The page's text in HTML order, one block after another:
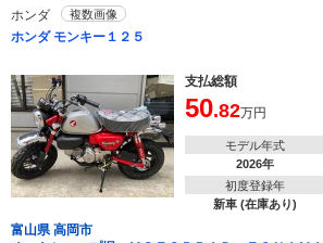
ホンダ 複数画像
ホンダ モンキー１２５
支払総額
50.82万円
モデル年式
2026年
初度登録年
新車 (在庫あり)
富山県 高岡市